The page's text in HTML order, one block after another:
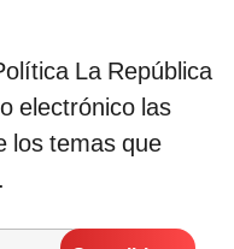
La República
electrónico las
los temas que